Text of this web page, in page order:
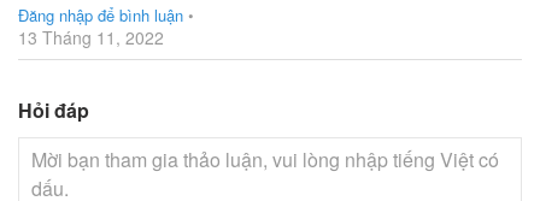
Đăng nhập để bình luận •
13 Tháng 11, 2022
Hỏi đáp